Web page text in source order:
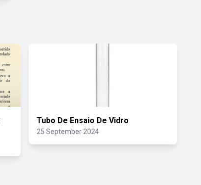
Tubo De Ensaio De Vidro
25 September 2024